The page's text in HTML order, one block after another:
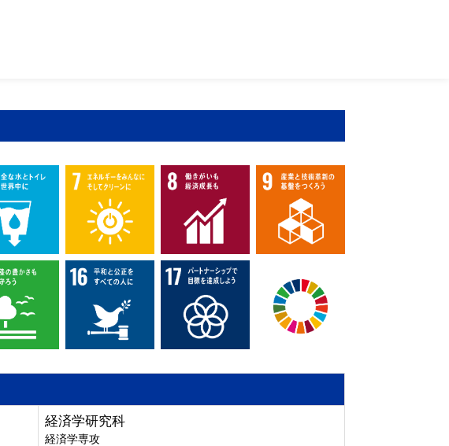
経済学研究科
経済学専攻